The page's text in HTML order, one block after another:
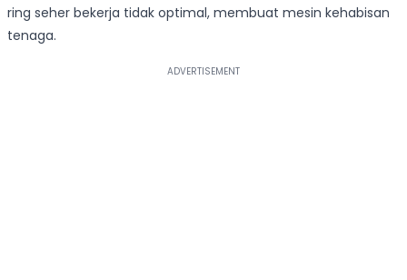
ring seher bekerja tidak optimal, membuat mesin kehabisan
tenaga.